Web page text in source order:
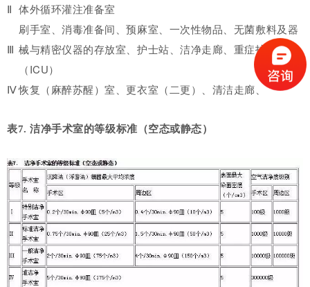
Ⅱ 体外循环灌注准备室
Ⅲ
刷手室、消毒准备间、预麻室、一次性物品、无菌敷料及器
械与精密仪器的存放室、护士站、洁净走廊、重症护理单元
（ICU）
Ⅳ恢复（麻醉苏醒）室、更衣室（二更）、清洁走廊、
表7. 洁净手术室的等级标准（空态或静态）